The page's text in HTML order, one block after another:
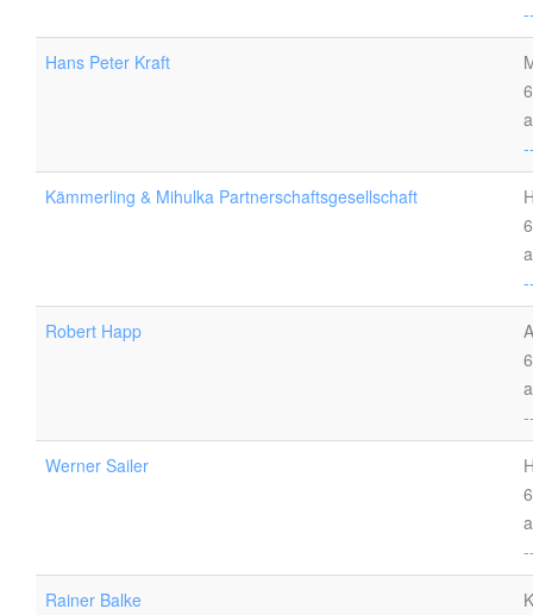
Hans Peter Kraft
Kämmerling & Mihulka Partnerschaftsgesellschaft
Robert Happ
Werner Sailer
Rainer Balke